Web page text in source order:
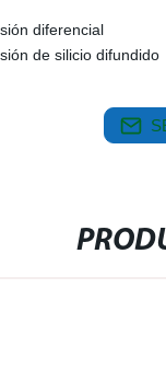
diferencial
de silicio difundido